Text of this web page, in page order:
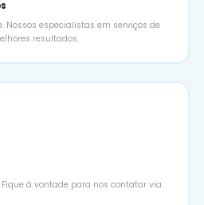
Nossos especialistas em serviços de
resultados.
Fique à vontade para nos contatar via